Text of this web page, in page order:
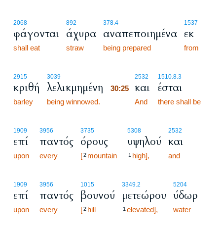
2068
φάγονται
shall eat
892
άχυρα
straw
378.4
αναπεποιημένα
being prepared
1537
εκ
from
2915
κριθή
barley
3039
λελικμημένη
being winnowed.
2532
30:25 και
And
1510.8.3
έσται
there shall be
1909
επί
upon
3956
παντός
every
3735
όρους
[2 mountain
5308
υψηλού
1 high],
2532
και
and
1909
επί
upon
3956
παντός
every
1015
βουνού
[2 hill
3349.2
μετεώρου
1 elevated],
5204
ύδωρ
water